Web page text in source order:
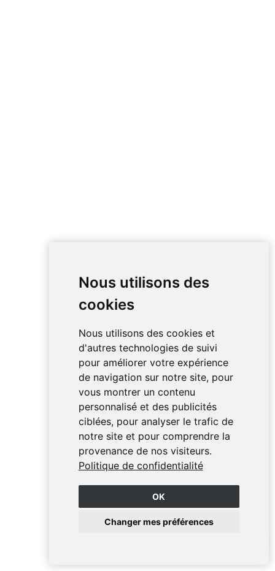
Nous utilisons des
cookies
Nous utilisons des cookies et
d'autres technologies de suivi
pour améliorer votre expérience
de navigation sur notre site, pour
vous montrer un contenu
personnalisé et des publicités
ciblées, pour analyser le trafic de
notre site et pour comprendre la
provenance de nos visiteurs.
Politique de confidentialité
OK
Changer mes préférences